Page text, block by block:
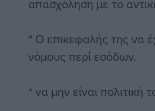
απασχόληση με το
* Ο επικεφαλής της να
νόμους περί εσόδων.
* να μην είναι πολιτική